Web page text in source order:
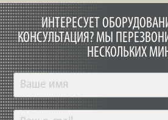
ИНТЕРЕСУЕТ
КОНСУЛЬТАЦИЯ? МЫ
НЕСКОЛЬКИХ